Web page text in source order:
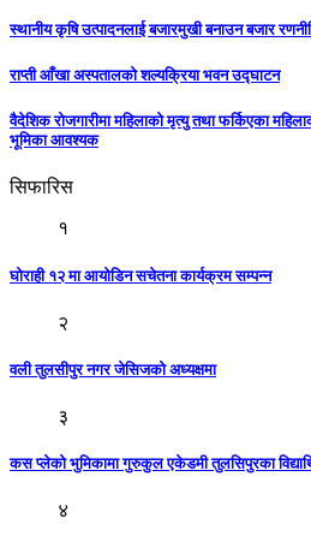
स्थानीय कृषि उत्पादनलाई बजारमुखी बनाउन बजार
राप्ती आँखा अस्पतालको शल्यक्रिया भवन उद्घाटन
वैदेशिक रोजगारीमा महिलाको मृत्यु तथा फर्किएका
भूमिका आवश्यक
सिफारिस
१
घोराही १२ मा आयोडिन सचेतना कार्यक्रम सम्पन्न
२
वली तुलसीपुर नगर जेसिजको अध्यक्षमा
३
कस प्लेको भुमिकामा गुरुकुल एकेडमी तुलसिपुरका
४